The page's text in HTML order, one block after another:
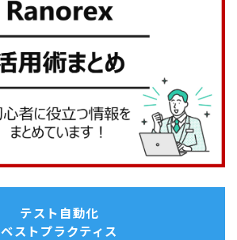
テスト自動化
ベストプラクティス